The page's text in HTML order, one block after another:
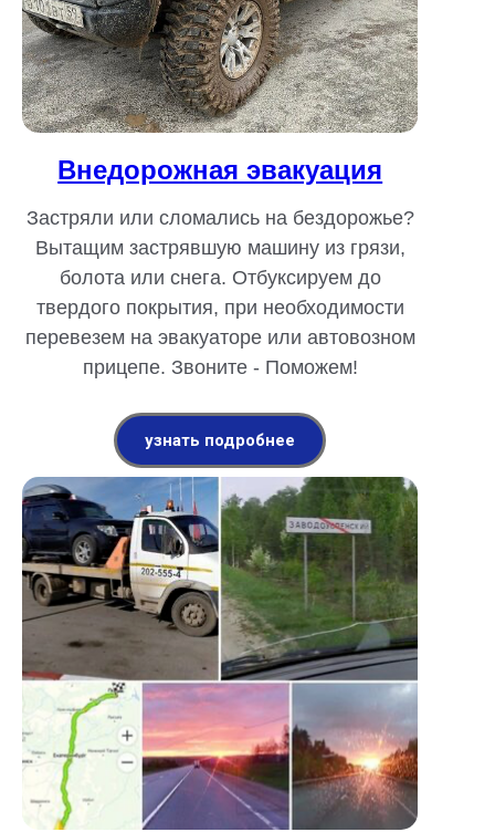
Внедорожная эвакуация
Застряли или сломались на бездорожье?
Вытащим застрявшую машину из грязи,
болота или снега. Отбуксируем до
твердого покрытия, при необходимости
перевезем на эвакуаторе или автовозном
прицепе. Звоните - Поможем!
узнать подробнее